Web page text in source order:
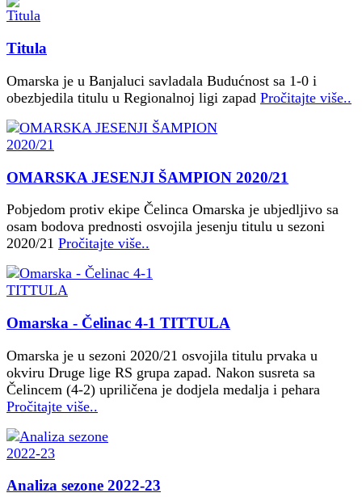
Titula
Omarska je u Banjaluci savladala Budućnost sa 1-0 i
obezbjedila titulu u Regionalnoj ligi zapad Pročitajte više..
OMARSKA JESENJI ŠAMPION 2020/21
Pobjedom protiv ekipe Čelinca Omarska je ubjedljivo sa
osam bodova prednosti osvojila jesenju titulu u sezoni
2020/21 Pročitajte više..
Omarska - Čelinac 4-1 TITTULA
Omarska je u sezoni 2020/21 osvojila titulu prvaka u
okviru Druge lige RS grupa zapad. Nakon susreta sa
Čelincem (4-2) upriličena je dodjela medalja i pehara
Pročitajte više..
Analiza sezone 2022-23